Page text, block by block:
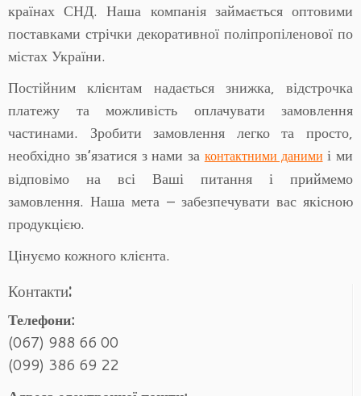
країнах СНД. Наша компанія займається оптовими
поставками стрічки декоративної поліпропіленової по
містах України.
Постійним клієнтам надається знижка, відстрочка
платежу та можливість оплачувати замовлення
частинами. Зробити замовлення легко та просто,
необхідно зв’язатися з нами за контактними даними і ми
відповімо на всі Ваші питання і приймемо
замовлення. Наша мета – забезпечувати вас якісною
продукцією.
Цінуємо кожного клієнта.
Контакти:
Телефони:
(067) 988 66 00
(099) 386 69 22